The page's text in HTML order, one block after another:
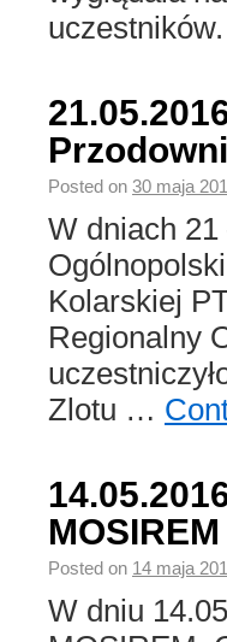
Posted on 30 maja
W dniach 21
Kolarskiej
Regionalny
Zlotu …
Posted on 14 maja
W dniu